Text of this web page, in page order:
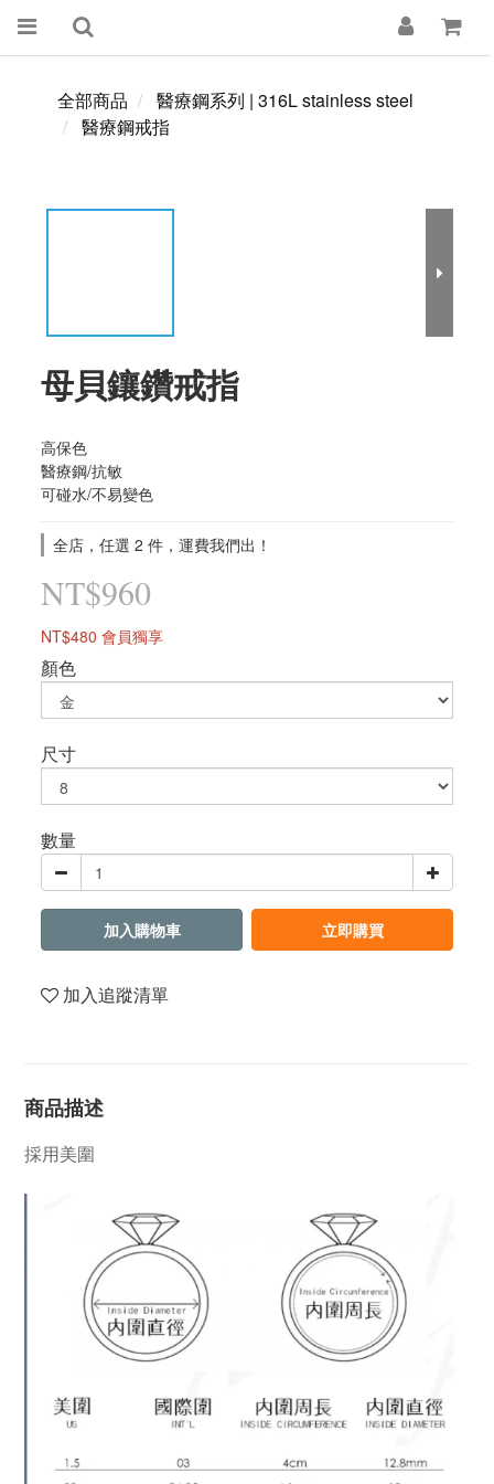
全部商品
醫療鋼系列 | 316L stainless steel
醫療鋼戒指
母貝鑲鑽戒指
高保色
醫療鋼/抗敏
可碰水/不易變色
全店，任選 2 件，運費我們出！
NT$960
NT$480 會員獨享
顏色
尺寸
數量
加入購物車 立即購買
加入追蹤清單
商品描述
採用美圍